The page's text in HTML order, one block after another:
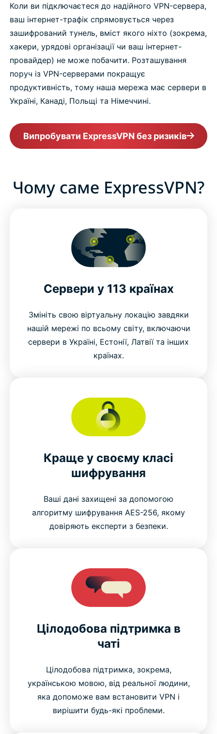
Коли ви підключаєтеся до надійного VPN-сервера,
ваш інтернет-трафік спрямовується через
зашифрований тунель, вміст якого ніхто (зокрема,
хакери, урядові організації чи ваш інтернет-
провайдер) не може побачити. Розташування
поруч із VPN-серверами покращує
продуктивність, тому наша мережа має сервери в
Україні, Канаді, Польщі та Німеччині.
Випробувати ExpressVPN без ризиків
Чому саме ExpressVPN?
Сервери у 113 країнах
Змініть свою віртуальну локацію завдяки
нашій мережі по всьому світу, включаючи
сервери в Україні, Естонії, Латвії та інших
країнах.
Краще у своєму класі
шифрування
Ваші дані захищені за допомогою
алгоритму шифрування AES-256, якому
довіряють експерти з безпеки.
Цілодобова підтримка в
чаті
Цілодобова підтримка, зокрема,
українською мовою, від реальної людини,
яка допоможе вам встановити VPN і
вирішити будь-які проблеми.